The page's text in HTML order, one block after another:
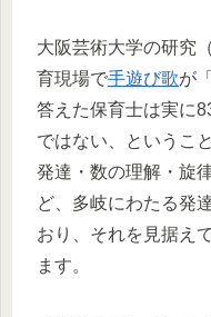
大阪芸術大学の研究
育現場で手遊び歌が
答えた保育士は実に
ではない、というこ
発達・数の理解・旋
ど、多岐にわたる発
おり、それを見据え
ます。